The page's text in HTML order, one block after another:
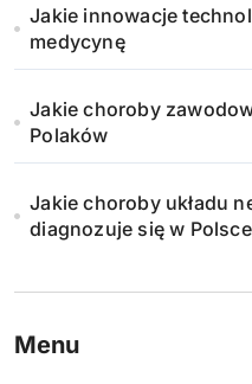
n
i
e
w
p
Jakie innowacje
medycynę
Jakie choroby
Polaków
Jakie choroby układu
diagnozuje się w Polsce
Menu